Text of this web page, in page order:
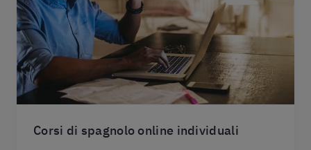
Corsi di spagnolo online individuali